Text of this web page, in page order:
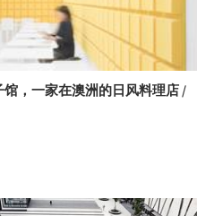
馆，一家在澳洲的日风料理店 /